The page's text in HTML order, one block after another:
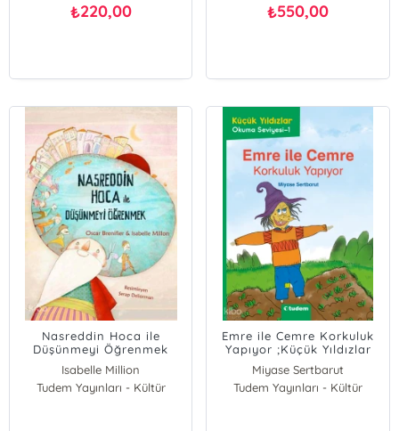
₺220,00 ₺550,00
Nasreddin Hoca ile
Düşünmeyi Öğrenmek
Isabelle Million
Oscar Brenifier
Tudem Yayınları - Kültür
Emre ile Cemre Korkuluk
Yapıyor ;Küçük Yıldızlar
Okuma Seviyesi - 1
Miyase Sertbarut
Tudem Yayınları - Kültür